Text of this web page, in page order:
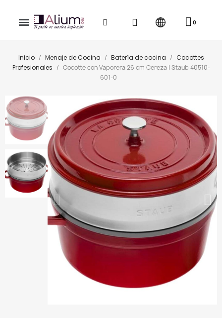
Inicio Menaje de Cocina Batería de cocina
Cocottes
Profesionales
Cocotte con Vaporera 26 cm Cereza | Staub 40510-
601-0